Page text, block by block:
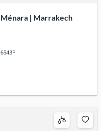
| Marrakech